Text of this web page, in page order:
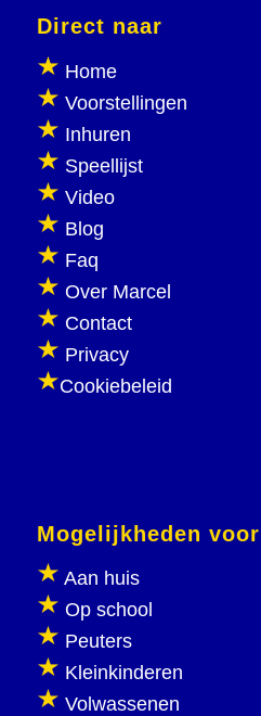
Direct naar
Home
Voorstellingen
Inhuren
Speellijst
Video
Blog
Faq
Over Marcel
Contact
Privacy
Cookiebeleid
Mogelijkheden voor
Aan huis
Op school
Peuters
Kleinkinderen
Volwassenen